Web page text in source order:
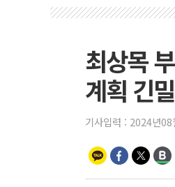
최상목
계획 긴
기사입력 : 2024년